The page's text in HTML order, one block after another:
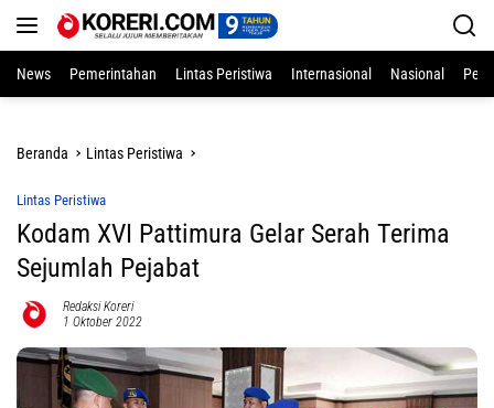
News
Pemerintahan Lintas Peristiwa Internasional Nasional
Beranda Lintas Peristiwa
Lintas Peristiwa
Kodam XVI Pattimura Gelar Serah Terima
Sejumlah Pejabat
Redaksi Koreri
1 Oktober 2022